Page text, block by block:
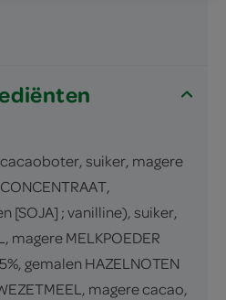
suiker, magere
[SOJA] ; vanilline), suiker,
magere MELKPOEDER
gemalen HAZELNOTEN
magere cacao,